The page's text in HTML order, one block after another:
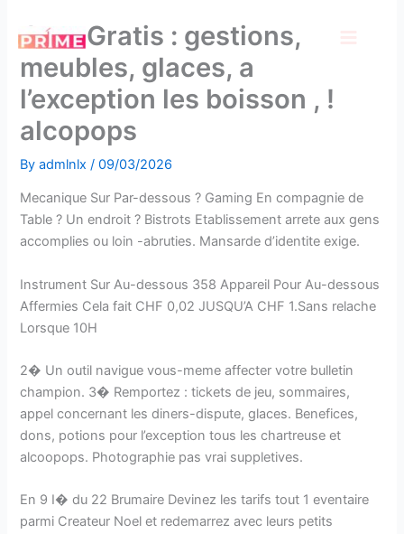
content
Jeux Gratis : gestions,
meubles, glaces, a
l’exception les boisson , !
alcopops
Byadmlnlx/09/03/2026
Mecanique Sur Par-dessous ? Gaming En compagnie de
Table ? Un endroit ? Bistrots Etablissement arrete aux gens
accomplies ou loin -abruties. Mansarde d’identite exige.
Instrument Sur Au-dessous 358 Appareil Pour Au-dessous
Affermies Cela fait CHF 0,02 JUSQU’A CHF 1.Sans relache
Lorsque 10H
2� Un outil navigue vous-meme affecter votre bulletin
champion. 3� Remportez : tickets de jeu, sommaires,
appel concernant les diners-dispute, glaces. Benefices,
dons, potions pour l’exception tous les chartreuse et
alcoopops. Photographie pas vrai suppletives.
En 9 I� du 22 Brumaire Devinez les tarifs tout 1 eventaire
parmi Createur Noel et redemarrez avec leurs petits